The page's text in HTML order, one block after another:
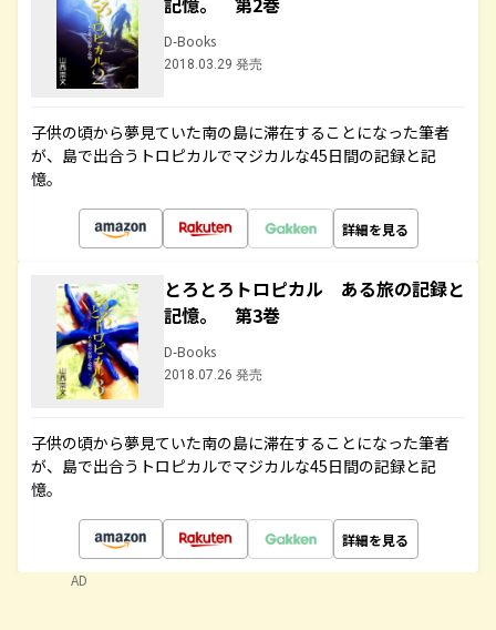
D-Books
2018.03.29 発売
子供の頃から夢見ていた南の島に滞在することになった筆者
が、島で出合うトロピカルでマジカルな45日間の記録と記
憶。
詳細を見る
とろとろトロピカル ある旅の記録と
記憶。 第3巻
D-Books
2018.07.26 発売
子供の頃から夢見ていた南の島に滞在することになった筆者
が、島で出合うトロピカルでマジカルな45日間の記録と記
憶。
詳細を見る
AD